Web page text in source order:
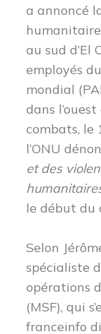
a annoncé
au sud d’El
employés
mondial
dans
combats, le
l‘ONU
et des
le début du
Selon
spécialiste
opérations
(MSF), qui
franceinfo